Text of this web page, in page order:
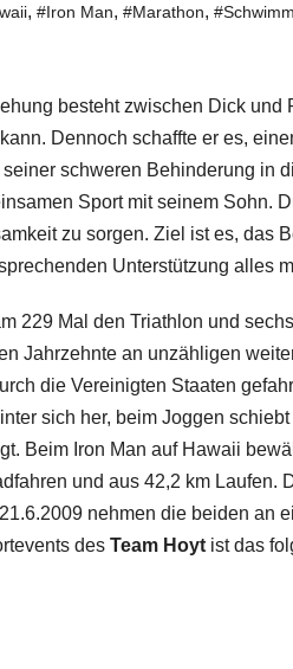
, #Iron Man, #Marathon,
besteht zwischen Dick
Dennoch schaffte er es,
schweren Behinderung in
Sport mit seinem Sohn.
zu sorgen. Ziel ist es, das
Unterstützung alles
229 Mal den Triathlon und
Jahrzehnte an unzähligen
die Vereinigten Staaten
sich her, beim Joggen
Beim Iron Man auf Hawaii
und aus 42,2 km Laufen.
nehmen die beiden an
des Team Hoyt ist das